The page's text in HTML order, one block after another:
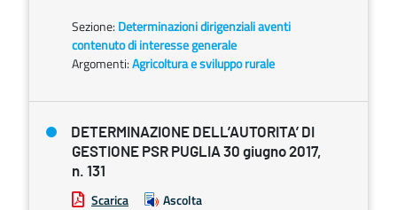
Sezione: Determinazioni dirigenziali aventi
contenuto di interesse generale
Argomenti:Agricoltura e sviluppo rurale
DETERMINAZIONE DELL’AUTORITA’ DI
GESTIONE PSR PUGLIA 30 giugno 2017,
n. 131
Scarica Ascolta